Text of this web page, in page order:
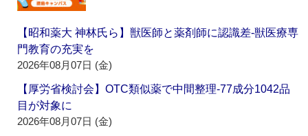
【昭和薬大 神林氏ら】獣医師と薬剤師に認識差‐獣医療専
門教育の充実を
2026年08月07日 (金)
【厚労省検討会】OTC類似薬で中間整理‐77成分1042品
目が対象に
2026年08月07日 (金)